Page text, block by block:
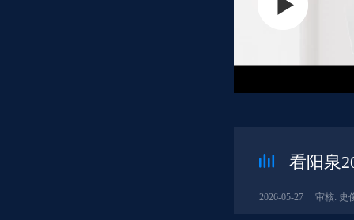
看阳泉
2026-05-27 审核: 史